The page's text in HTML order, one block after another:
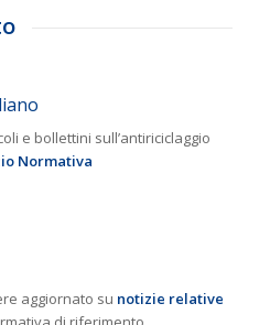
e bollettini sull’antiriciclaggio
Normativa
aggiornato su notizie relative